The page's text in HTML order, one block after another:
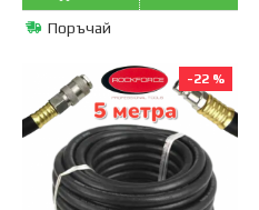
Поръчай
-22 %